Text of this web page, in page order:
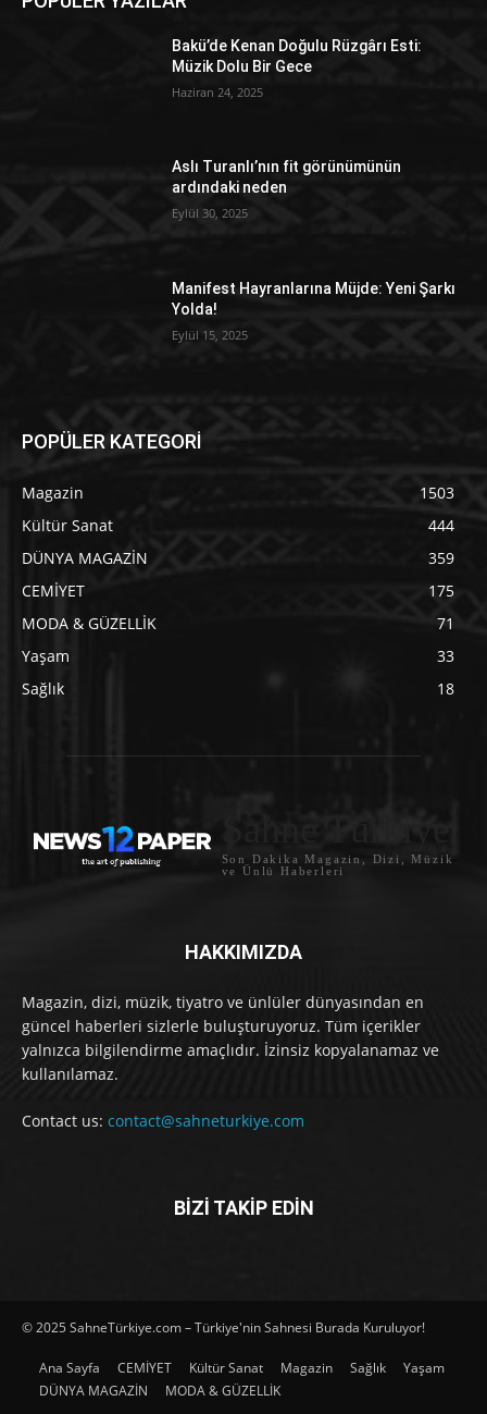
Bakü’de Kenan Doğulu Rüzgârı Esti:
Müzik Dolu Bir Gece
Haziran 24, 2025
Aslı Turanlı’nın fit görünümünün
ardındaki neden
Eylül 30, 2025
Manifest Hayranlarına Müjde: Yeni Şarkı
Yolda!
Eylül 15, 2025
POPÜLER KATEGORİ
Magazin
1503
Kültür Sanat
444
DÜNYA MAGAZİN
359
CEMİYET
175
MODA & GÜZELLİK
71
Yaşam
33
Sağlık
18
Sahne Türkiye
Son Dakika Magazin, Dizi, Müzik
ve Ünlü Haberleri
HAKKIMIZDA
Magazin, dizi, müzik, tiyatro ve ünlüler dünyasından en
güncel haberleri sizlerle buluşturuyoruz. Tüm içerikler
yalnızca bilgilendirme amaçlıdır. İzinsiz kopyalanamaz ve
kullanılamaz.
Contact us: contact@sahneturkiye.com
BİZİ TAKİP EDİN
© 2025 SahneTürkiye.com – Türkiye'nin Sahnesi Burada Kuruluyor!
Ana Sayfa CEMİYET Kültür Sanat Magazin Sağlık
Yaşam
DÜNYA MAGAZİN
MODA & GÜZELLİK